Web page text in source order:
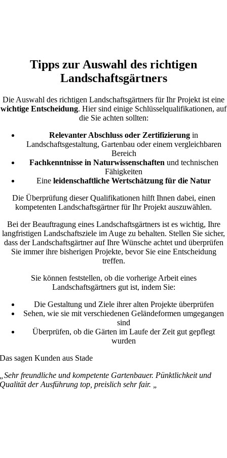
Tipps zur Auswahl des richtigen
Landschaftsgärtners
Die Auswahl des richtigen Landschaftsgärtners für Ihr Projekt ist eine
wichtige Entscheidung. Hier sind einige Schlüsselqualifikationen, auf
die Sie achten sollten:
Relevanter Abschluss oder Zertifizierung in
Landschaftsgestaltung, Gartenbau oder einem vergleichbaren
Bereich
Fachkenntnisse in Naturwissenschaften und technischen
Fähigkeiten
Eine leidenschaftliche Wertschätzung für die Natur
Die Überprüfung dieser Qualifikationen hilft Ihnen dabei, einen
kompetenten Landschaftsgärtner für Ihr Projekt auszuwählen.
Bei der Beauftragung eines Landschaftsgärtners ist es wichtig, Ihre
langfristigen Landschaftsziele im Auge zu behalten. Stellen Sie sicher,
dass der Landschaftsgärtner auf Ihre Wünsche achtet und überprüfen
Sie immer ihre bisherigen Projekte, bevor Sie eine Entscheidung
treffen.
Sie können feststellen, ob die vorherige Arbeit eines
Landschaftsgärtners gut ist, indem Sie:
Die Gestaltung und Ziele ihrer alten Projekte überprüfen
Sehen, wie sie mit verschiedenen Geländeformen umgegangen
sind
Überprüfen, ob die Gärten im Laufe der Zeit gut gepflegt
wurden
Das sagen Kunden aus Stade
„Sehr freundliche und kompetente Gartenbauer. Pünktlichkeit und
Qualität der Ausführung top, preislich sehr fair. „